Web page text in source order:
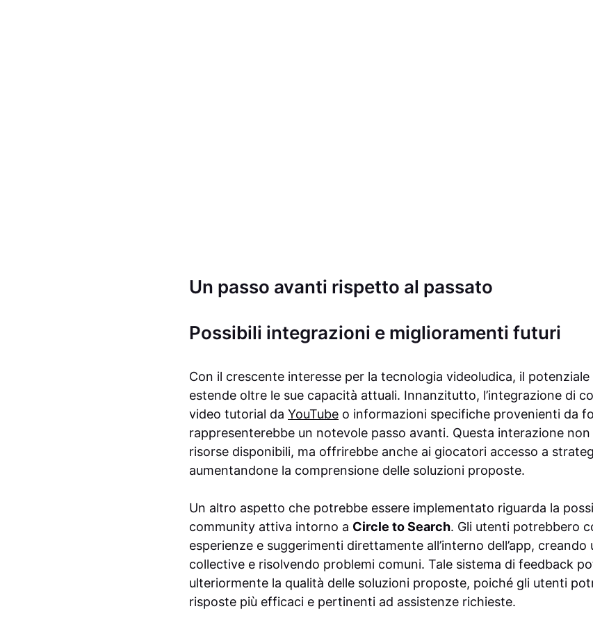
Un passo avanti rispetto al passato
Possibili integrazioni e miglioramenti futuri
Con il crescente interesse per la tecnologia videoludica, il potenziale
estende oltre le sue capacità attuali. Innanzitutto, l’integrazione di
video tutorial da YouTube o informazioni specifiche provenienti da
rappresenterebbe un notevole passo avanti. Questa interazione
risorse disponibili, ma offrirebbe anche ai giocatori accesso a
aumentandone la comprensione delle soluzioni proposte.
Un altro aspetto che potrebbe essere implementato riguarda la
community attiva intorno a Circle to Search. Gli utenti potrebbero
esperienze e suggerimenti direttamente all’interno dell’app,
collective e risolvendo problemi comuni. Tale sistema di feedback
ulteriormente la qualità delle soluzioni proposte, poiché gli utenti
risposte più efficaci e pertinenti ad assistenze richieste.